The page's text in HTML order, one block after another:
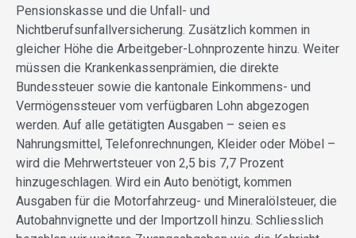
Pensionskasse und die Unfall- und
Nichtberufsunfallversicherung. Zusätzlich kommen in
gleicher Höhe die Arbeitgeber-Lohnprozente hinzu. Weiter
müssen die Krankenkassenprämien, die direkte
Bundessteuer sowie die kantonale Einkommens- und
Vermögenssteuer vom verfügbaren Lohn abgezogen
werden. Auf alle getätigten Ausgaben – seien es
Nahrungsmittel, Telefonrechnungen, Kleider oder Möbel –
wird die Mehrwertsteuer von 2,5 bis 7,7 Prozent
hinzugeschlagen. Wird ein Auto benötigt, kommen
Ausgaben für die Motorfahrzeug- und Mineralölsteuer, die
Autobahnvignette und der Importzoll hinzu. Schliesslich